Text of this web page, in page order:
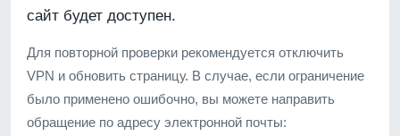
сайт будет доступен.
Для повторной проверки рекомендуется отключить
VPN и обновить страницу. В случае, если ограничение
было применено ошибочно, вы можете направить
обращение по адресу электронной почты: